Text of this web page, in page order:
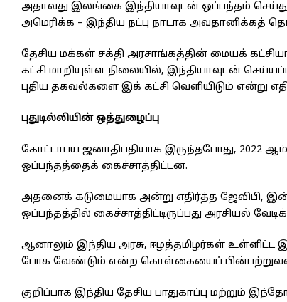
அதாவது இலங்கை இந்தியாவுடன் ஒப்பந்தம்
அமெரிக்க – இந்திய நட்பு நாடாக அவதானிக்கத்
தேசிய மக்கள் சக்தி அரசாங்கத்தின் மையக்
கட்சி மாறியுள்ள நிலையில், இந்தியாவுடன்
புதிய தகவல்களை இக் கட்சி வெளியிடும் என்று
புதுடில்லியின் ஒத்துழைப்பு
கோட்டாபய ஜனாதிபதியாக இருந்தபோது, 2022
ஒப்பந்தத்தைக் கைச்சாத்திட்டன.
அதனைக் கடுமையாக அன்று எதிர்த்த ஜேவிபி,
ஒப்பந்தத்தில் கைச்சாத்திட்டிருப்பது அரசியல்
ஆனாலும் இந்திய அரசு, ஈழத்தமிழர்கள்
போக வேண்டும் என்ற கொள்கையைப் பின்பற்றுவதை
குறிப்பாக இந்திய தேசிய பாதுகாப்பு மற்றும்